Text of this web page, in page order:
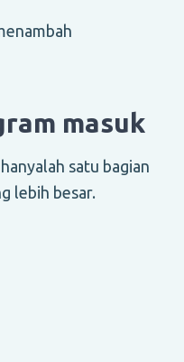
masuk
satu bagian
lebih besar.